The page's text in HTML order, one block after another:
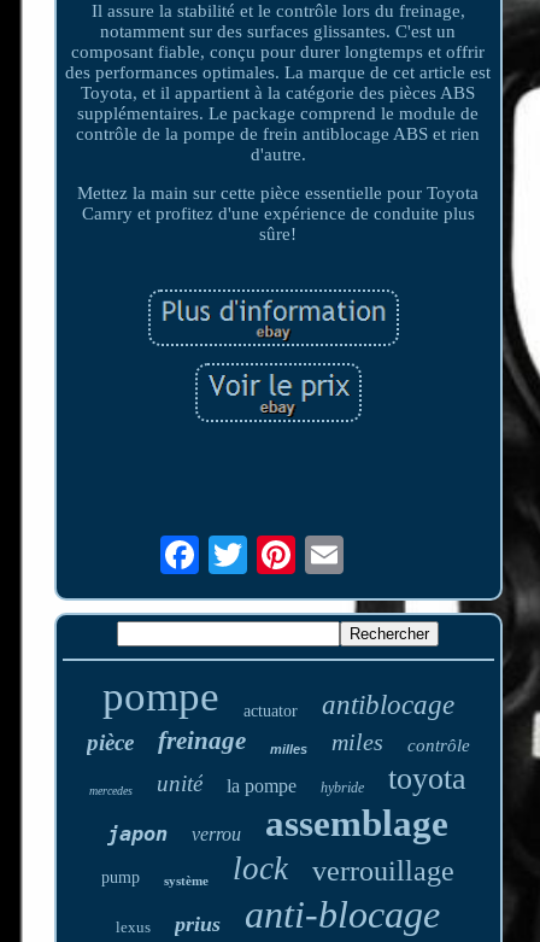
Il assure la stabilité et le contrôle lors du freinage,
notamment sur des surfaces glissantes. C'est un
composant fiable, conçu pour durer longtemps et offrir
des performances optimales. La marque de cet article est
Toyota, et il appartient à la catégorie des pièces ABS
supplémentaires. Le package comprend le module de
contrôle de la pompe de frein antiblocage ABS et rien
d'autre.
Mettez la main sur cette pièce essentielle pour Toyota
Camry et profitez d'une expérience de conduite plus
sûre!
pompe actuator antiblocage
pièce freinage milles miles contrôle
mercedes unité la pompe hybride toyota
japon verrou assemblage
pump système lock verrouillage
lexus prius anti-blocage